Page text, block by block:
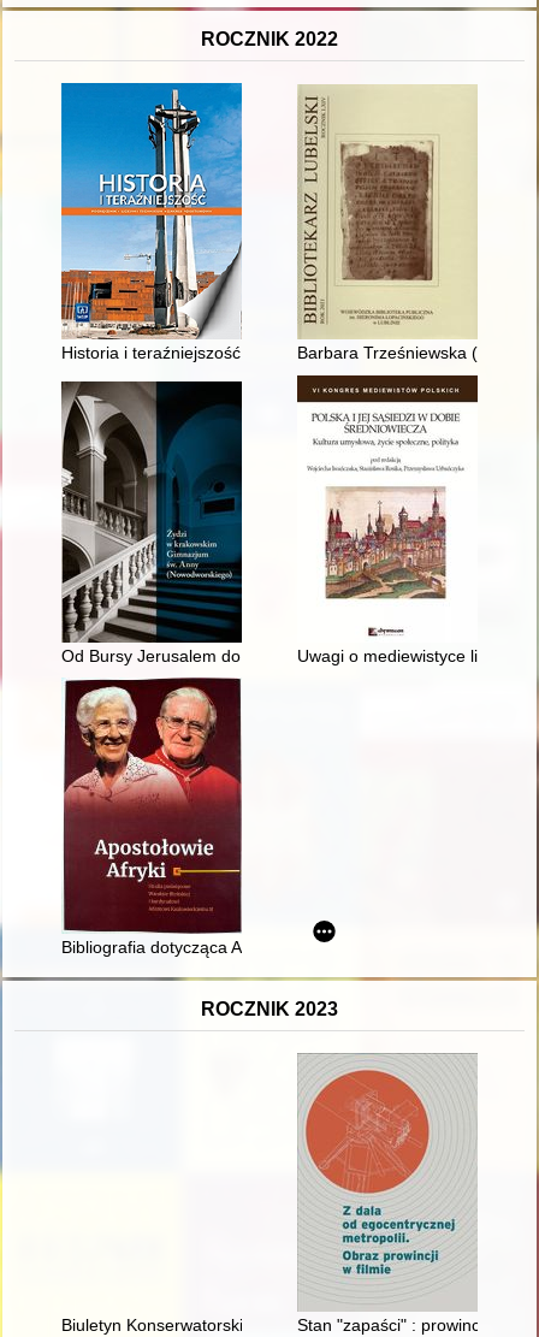
ROCZNIK 2022
Historia i teraźniejszość 1 : liceum i technikum : podręcznik :
Barbara Trześniewska (12 II
Od Bursy Jerusalem do pl. Na Groblach : siedziby Szkół
Uwagi o mediewistyce
Bibliografia dotycząca Adama Kozłowieckiego SJ (1911-2007)
ROCZNIK 2023
Biuletyn Konserwatorski Województwa Podlaskiego. Z. 29
Stan "zapaści" : prowincja w